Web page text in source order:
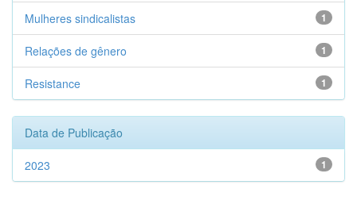
1
Mulheres sindicalistas
1
Relações de gênero
1
Resistance
Data de Publicação
1
2023